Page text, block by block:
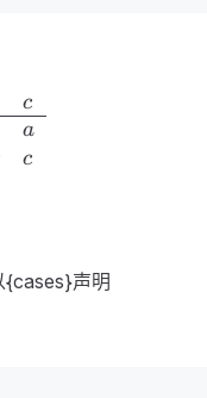
c
a
c
{cases}声明